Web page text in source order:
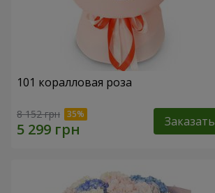
101 коралловая роза
8 152 грн Заказать